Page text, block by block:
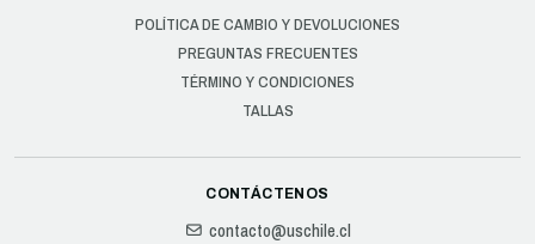
POLÍTICA DE CAMBIO Y DEVOLUCIONES
PREGUNTAS FRECUENTES
TÉRMINO Y CONDICIONES
TALLAS
CONTÁCTENOS
contacto@uschile.cl